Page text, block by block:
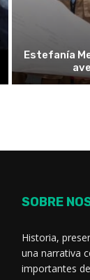
Estefanía
SOBRE
Historia,
una narrativa
importantes